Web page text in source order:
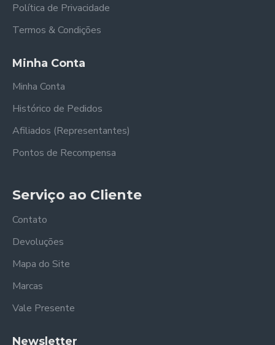
Política de Privacidade
Termos & Condições
Minha Conta
Minha Conta
Histórico de Pedidos
Afiliados (Representantes)
Pontos de Recompensa
Serviço ao Cliente
Contato
Devoluções
Mapa do Site
Marcas
Vale Presente
Newsletter